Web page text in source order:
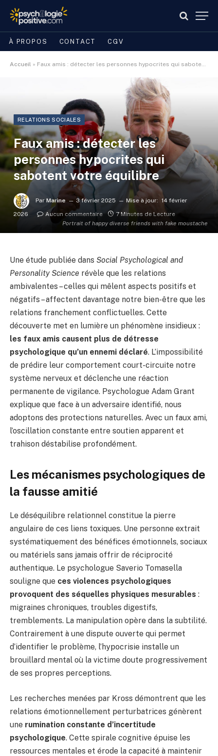
À PROPOS CONTACT CGV
Accueil » Faux amis : détecter les personnes hypocrites qui sabotent votre équilibre
Portrait of happy diverse friends with fake moustache
RELATIONS SOCIALES
Faux amis : détecter les
personnes hypocrites qui
sabotent votre équilibre
Par Marine 3 février 2025 Mise à jour: 14 février
2026
Aucun commentaire 7 Minutes de Lecture
Une étude publiée dans Social Psychological and
Personality Science révèle que les relations
ambivalentes – celles qui mêlent aspects positifs et
négatifs – affectent davantage notre bien-être que les
relations franchement conflictuelles. Cette
découverte met en lumière un phénomène insidieux :
les faux amis causent plus de détresse
psychologique qu’un ennemi déclaré. L’impossibilité
de prédire leur comportement court-circuite notre
système nerveux et déclenche une réaction
permanente de vigilance. Psychologue Adam Grant
explique que face à un adversaire identifié, nous
adoptons des protections naturelles. Avec un faux ami,
l’oscillation constante entre soutien apparent et
trahison déstabilise profondément.
Les mécanismes psychologiques de
la fausse amitié
Le déséquilibre relationnel constitue la pierre
angulaire de ces liens toxiques. Une personne extrait
systématiquement des bénéfices émotionnels, sociaux
ou matériels sans jamais offrir de réciprocité
authentique. Le psychologue Saverio Tomasella
souligne que ces violences psychologiques
provoquent des séquelles physiques mesurables :
migraines chroniques, troubles digestifs,
tremblements. La manipulation opère dans la subtilité.
Contrairement à une dispute ouverte qui permet
d’identifier le problème, l’hypocrisie installe un
brouillard mental où la victime doute progressivement
de ses propres perceptions.
Les recherches menées par Kross démontrent que les
relations émotionnellement perturbatrices génèrent
une rumination constante d’incertitude
psychologique. Cette spirale cognitive épuise les
ressources mentales et érode la capacité à maintenir